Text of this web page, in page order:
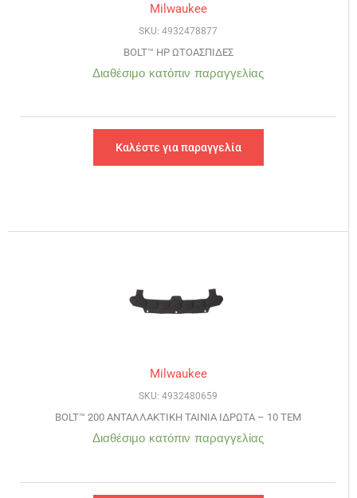
Milwaukee
SKU: 4932478877
BOLT™ HP ΩΤΟΑΣΠΙΔΕΣ
Διαθέσιμο κατόπιν παραγγελίας
Καλέστε για παραγγελία
Milwaukee
SKU: 4932480659
BOLT™ 200 ΑΝΤΑΛΛΑΚΤΙΚΗ ΤΑΙΝΙΑ ΙΔΡΩΤΑ – 10 ΤΕΜ
Διαθέσιμο κατόπιν παραγγελίας